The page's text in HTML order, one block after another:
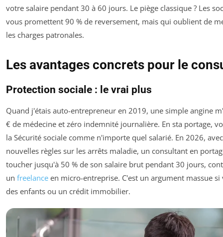
votre salaire pendant 30 à 60 jours. Le piège classique ? Les
vous promettent 90 % de reversement, mais qui oublient de
les charges patronales.
Les avantages concrets pour le
Protection sociale : le vrai plus
Quand j'étais auto-entrepreneur en 2019, une simple angine
€ de médecine et zéro indemnité journalière. En sta portage,
la Sécurité sociale comme n'importe quel salarié. En 2026,
nouvelles règles sur les arrêts maladie, un consultant en
toucher jusqu'à 50 % de son salaire brut pendant 30 jours,
un freelance en micro-entreprise. C'est un argument massue si
des enfants ou un crédit immobilier.